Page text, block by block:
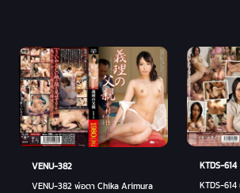
VENU-382
VENU-382 พ่อตา Chika Arimura - ชิกะ อาริมูระ
KTDS-614
KTDS-